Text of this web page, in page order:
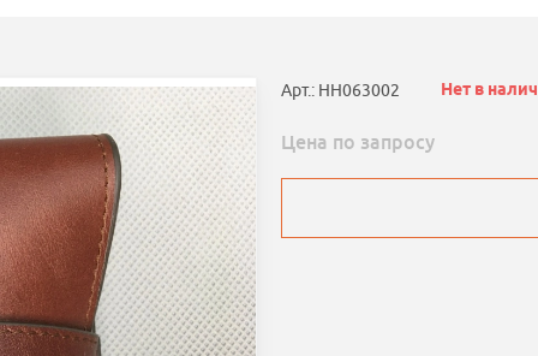
Арт.: HH063002 Нет в
Цена по запросу